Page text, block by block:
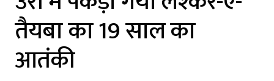
तैयबा का 19 साल का
आतंकी